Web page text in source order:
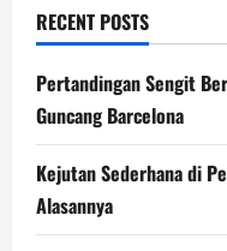
RECENT POSTS
Pertandingan Sengit
Guncang Barcelona
Kejutan Sederhana di
Alasannya